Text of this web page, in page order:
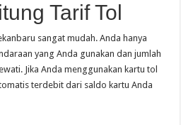
Tarif Tol
sangat mudah. Anda hanya
yang Anda gunakan dan jumlah
Jika Anda menggunakan kartu tol
terdebit dari saldo kartu Anda